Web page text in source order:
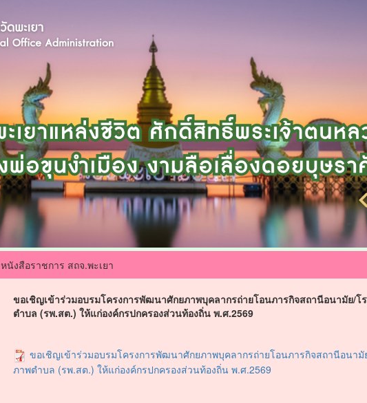
หนังสือราชการ สถจ.พะเยา
ขอเชิญเข้าร่วมอบรมโครงการพัฒนาศักยภาพบุคลากรถ่ายโอนภารกิจสถานีอนามัย/โ
ตำบล (รพ.สต.) ให้แก่องค์กรปกครองส่วนท้องถิ่น พ.ศ.2569
ขอเชิญเข้าร่วมอบรมโครงการพัฒนาศักยภาพบุคลากรถ่ายโอนภารกิจสถานีอนามั
ภาพตำบล (รพ.สต.) ให้แก่องค์กรปกครองส่วนท้องถิ่น พ.ศ.2569